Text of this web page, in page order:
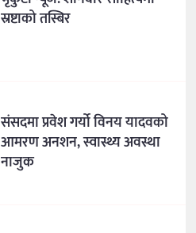
स्रष्टाको तस्बिर
संसदमा प्रवेश गर्यो विनय यादवको
आमरण अनशन, स्वास्थ्य अवस्था
नाजुक